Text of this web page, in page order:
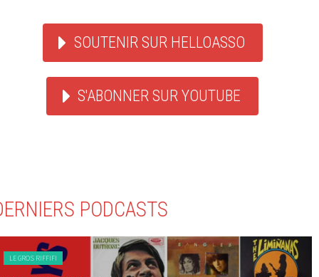
SOUTENIR SUR HELLOASSO
S'ABONNER SUR YOUTUBE
PODCASTS
LE GROS RIFFIFI